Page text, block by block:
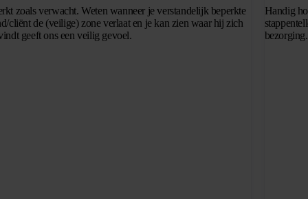
zoals verwacht. Weten wanneer je verstandelijk beperkte
cliënt de (veilige) zone verlaat en je kan zien waar hij zich
geeft ons een veilig gevoel.
Handig